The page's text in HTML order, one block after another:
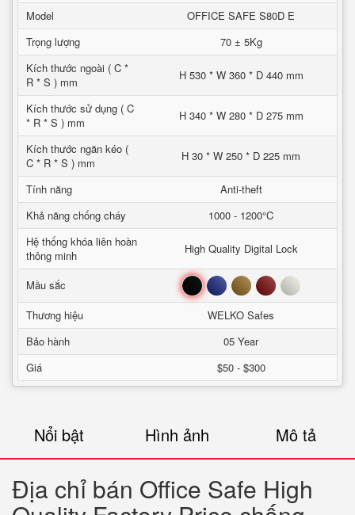
Model
OFFICE SAFE S80D E
Trọng lượng
70 ± 5Kg
Kích thước ngoài ( C *
R * S ) mm
H 530 * W 360 * D 440 mm
Kích thước sử dụng ( C
* R * S ) mm
H 340 * W 280 * D 275 mm
Kích thước ngăn kéo (
C * R * S ) mm
H 30 * W 250 * D 225 mm
Tính năng
Anti-theft
Khả năng chống cháy
1000 - 1200°C
Hệ thống khóa liên hoàn
thông minh
High Quality Digital Lock
Mầu sắc Đen Xanh Nâu Đỏ Trắng
Thương hiệu
WELKO Safes
Bảo hành
05 Year
Giá
$50 - $300
Nổi bật Hình ảnh Mô tả
Địa chỉ bán Office Safe High